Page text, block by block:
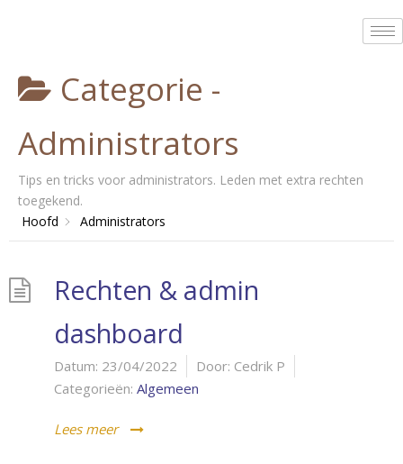
Categorie -
Administrators
Tips en tricks voor administrators. Leden met extra rechten
toegekend.
Hoofd
Administrators
Rechten & admin
dashboard
Datum: 23/04/2022 Door: Cedrik P
Categorieën: Algemeen
Lees meer